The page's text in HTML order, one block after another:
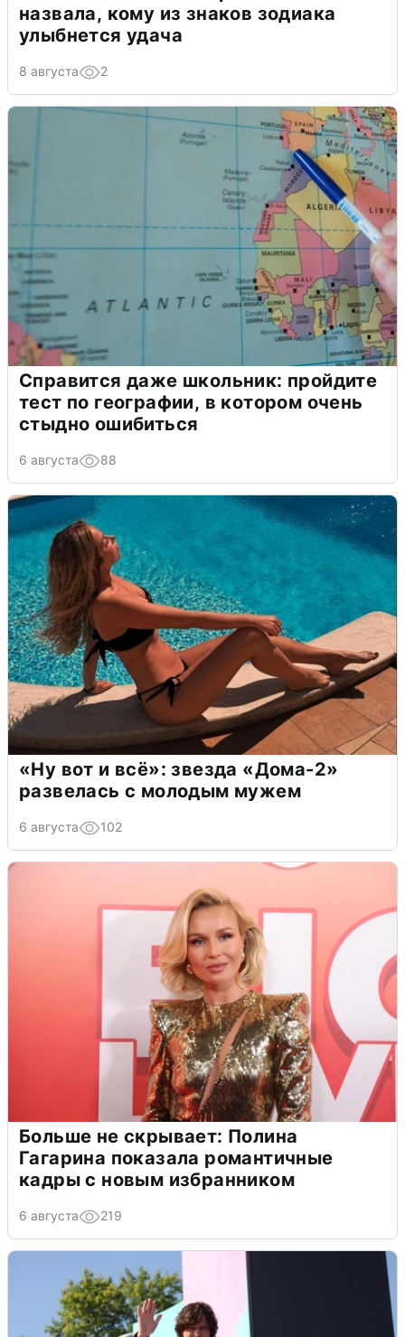
назвала, кому из знаков зодиака
улыбнется удача
8 августа 2
Справится даже школьник: пройдите
тест по географии, в котором очень
стыдно ошибиться
6 августа 88
«Ну вот и всё»: звезда «Дома-2»
развелась с молодым мужем
6 августа 102
Больше не скрывает: Полина
Гагарина показала романтичные
кадры с новым избранником
6 августа 219